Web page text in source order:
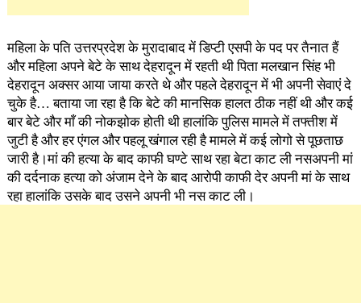
महिला के पति उत्तरप्रदेश के मुरादाबाद में डिप्टी एसपी के पद पर तैनात हैं
और महिला अपने बेटे के साथ देहरादून में रहती थी पिता मलखान सिंह भी
देहरादून अक्सर आया जाया करते थे और पहले देहरादून में भी अपनी सेवाएं दे
चुके है… बताया जा रहा है कि बेटे की मानसिक हालत ठीक नहीं थी और कई
बार बेटे और माँ की नोकझोक होती थी हालांकि पुलिस मामले में तफ्तीश में
जुटी है और हर एंगल और पहलू खंगाल रही है मामले में कई लोगो से पूछताछ
जारी है।मां की हत्या के बाद काफी घण्टे साथ रहा बेटा काट ली नसअपनी मां
की दर्दनाक हत्या को अंजाम देने के बाद आरोपी काफी देर अपनी मां के साथ
रहा हालांकि उसके बाद उसने अपनी भी नस काट ली।